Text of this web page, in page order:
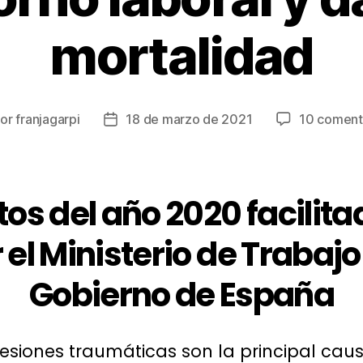
mortalidad
franjagarpi
Fecha18 de marzo de 2021 10
del año 2020
el Ministerio de
Gobierno de España
traumáticas son la principal